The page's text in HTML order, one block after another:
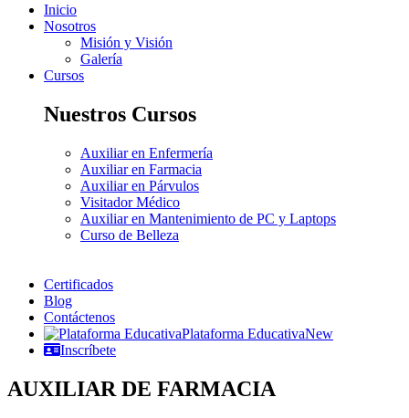
Inicio
Nosotros
Misión y Visión
Galería
Cursos
Nuestros Cursos
Auxiliar en Enfermería
Auxiliar en Farmacia
Auxiliar en Párvulos
Visitador Médico
Auxiliar en Mantenimiento de PC y Laptops
Curso de Belleza
Certificados
Blog
Contáctenos
Plataforma EducativaNew
Inscríbete
AUXILIAR DE FARMACIA